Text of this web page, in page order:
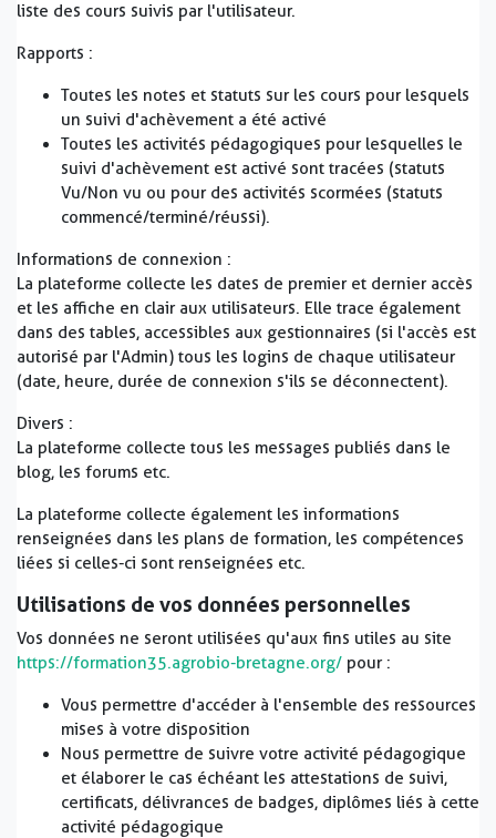
liste des cours suivis par l'utilisateur.
Rapports :
Toutes les notes et statuts sur les cours pour lesquels
un suivi d'achèvement a été activé
Toutes les activités pédagogiques pour lesquelles le
suivi d'achèvement est activé sont tracées (statuts
Vu/Non vu ou pour des activités scormées (statuts
commencé/terminé/réussi).
Informations de connexion :
La plateforme collecte les dates de premier et dernier accès
et les affiche en clair aux utilisateurs. Elle trace également
dans des tables, accessibles aux gestionnaires (si l'accès est
autorisé par l'Admin) tous les logins de chaque utilisateur
(date, heure, durée de connexion s'ils se déconnectent).
Divers :
La plateforme collecte tous les messages publiés dans le
blog, les forums etc.
La plateforme collecte également les informations
renseignées dans les plans de formation, les compétences
liées si celles-ci sont renseignées etc.
Utilisations de vos données personnelles
Vos données ne seront utilisées qu'aux fins utiles au site
https://formation35.agrobio-bretagne.org/ pour :
Vous permettre d'accéder à l'ensemble des ressources
mises à votre disposition
Nous permettre de suivre votre activité pédagogique
et élaborer le cas échéant les attestations de suivi,
certificats, délivrances de badges, diplômes liés à cette
activité pédagogique